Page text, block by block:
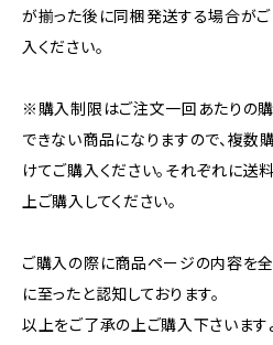
が揃った後に同梱発送する場合がご
入ください。
※購入制限はご注文一回あたりの
できない商品になりますので、複
けてご購入ください。それぞれに送
上ご購入してください。
ご購入の際に商品ページの内容を
に至ったと認知しております。
以上をご了承の上ご購入下さいます